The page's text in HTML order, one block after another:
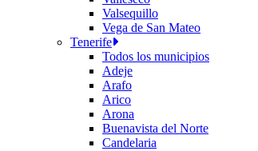
Valsequillo
Vega de San Mateo
Tenerife
Todos los municipios
Adeje
Arafo
Arico
Arona
Buenavista del Norte
Candelaria